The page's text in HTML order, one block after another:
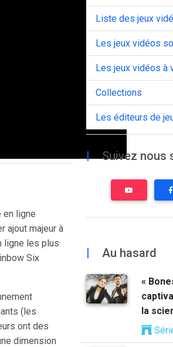
en ligne
ajout majeur à
ligne les plus
Six
(les
ont des
dimension
Liste des jeux
Les jeux vidéos
Les jeux vidéos à
Collections
Les éditeurs de
| Suivez nous
| Au hasard
«
la